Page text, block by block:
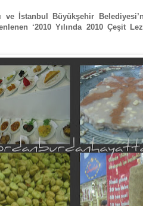
İstanbul Büyükşehir
‘2010 Yılında 2010 Çeşit